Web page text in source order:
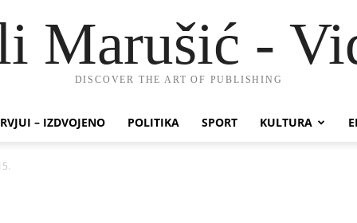
Marušić -
DISCOVER THE ART OF PUBLISHING
– IZDVOJENO POLITIKA SPORT KULTURA